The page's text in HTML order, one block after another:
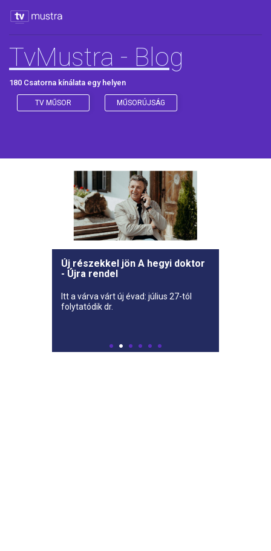
TvMustra - Blog
180 Csatorna kínálata egy helyen
TV MŰSOR MŰSORÚJSÁG
Új részekkel jön A hegyi doktor
- Újra rendel
Itt a várva várt új évad: július 27-tól
folytatódik dr.